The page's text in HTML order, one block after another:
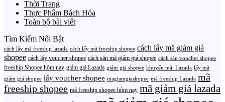
Thời Trang
Thực Phẩm Bách Hóa
Toàn bộ bài viết
Tìm Kiếm Nổi Bật
cách lấy mã freeship lazada cách lấy mã freeship shopee cách lấy mã giảm giá
shopee cách lấy voucher shopee cách săn mã giảm giá shopee cách săn voucher shopee
freeship Shopee hôm nay giảm giá Lazada giảm giá shopee khuyến mãi Lazada lấy mã
giảm giá shopee lấy voucher shopee magiamgiashopee mã freeship Lazada mã
freeship shopee mã freeship shopee hôm nay mã giảm giá lazada